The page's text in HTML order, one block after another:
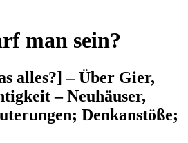
man sein?
alles?] – Über Gier,
– Neuhäuser,
Denkanstöße;